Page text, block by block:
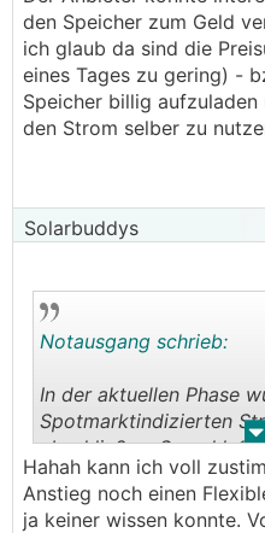
den Speicher zum Geld
ich glaub da sind die
eines Tages zu gering) -
Speicher billig
den Strom selber zu
Solarbuddys
.
Notausgang schrieb:
In der aktuellen Phase
Spotmarktindizierten
abschließen. Sowohl
Gaspreise gehen
Volatilität ist extrem.
Hahah kann ich voll
Anstieg noch einen
ja keiner wissen konnte.